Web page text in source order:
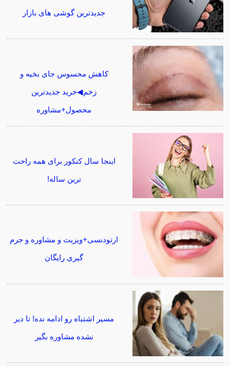
جدیدترین گوشی های بازار
کاهش محسوس جای بخیه و
زخم◀خرید جدیدترین
محصول+مشاوره
اینجا سال کنکور برای همه راحت
ترین ساله!
ارتودنسی+ویزیت و مشاوره و جرم
گیری رایگان
مسیر اشتباه رو ادامه نده! تا دیر
نشده مشاوره بگیر